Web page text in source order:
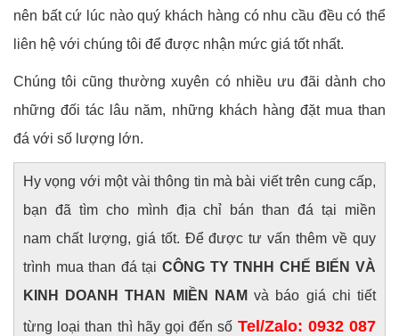
nên bất cứ lúc nào quý khách hàng có nhu cầu đều có thể
liên hệ với chúng tôi để được nhận mức giá tốt nhất.
Chúng tôi cũng thường xuyên có nhiều ưu đãi dành cho
những đối tác lâu năm, những khách hàng đặt mua than
đá với số lượng lớn.
Hy vọng với một vài thông tin mà bài viết trên cung cấp,
bạn đã tìm cho mình địa chỉ bán than đá tại miền
nam chất lượng, giá tốt. Để được tư vấn thêm về quy
trình mua than đá tại CÔNG TY TNHH CHẾ BIẾN VÀ
KINH DOANH THAN MIỀN NAM và báo giá chi tiết
từng loại than thì hãy gọi đến số Tel/Zalo: 0932 087